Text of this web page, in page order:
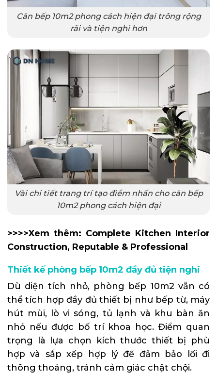
Căn bếp 10m2 phong cách hiện đại trông rộng
rãi và tiện nghi hơn
Vài chi tiết trang trí tạo điểm nhấn cho căn bếp
10m2 phong cách hiện đại
>>>>Xem thêm: Complete Kitchen Interior
Construction, Reputable & Professional
Thiết kế phòng bếp 10m2 đầy đủ tiện nghi
Dù diện tích nhỏ, phòng bếp 10m2 vẫn có
thể tích hợp đầy đủ thiết bị như bếp từ, máy
hút mùi, lò vi sóng, tủ lạnh và khu bàn ăn
nhỏ nếu được bố trí khoa học. Điểm quan
trọng là lựa chọn kích thước thiết bị phù
hợp và sắp xếp hợp lý để đảm bảo lối đi
thông thoáng, tránh cảm giác chật chội.